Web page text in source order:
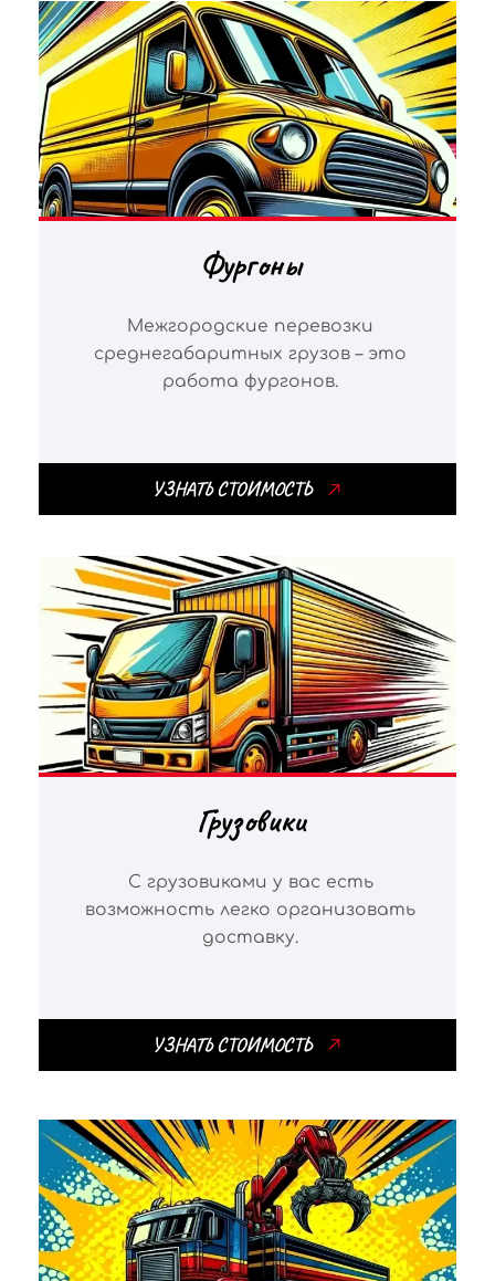
Фургоны
Межгородские перевозки
среднегабаритных грузов – это
работа фургонов.
УЗНАТЬ СТОИМОСТЬ
Грузовики
С грузовиками у вас есть
возможность легко организовать
доставку.
УЗНАТЬ СТОИМОСТЬ